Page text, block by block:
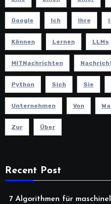
Google Ich Ihre
Können Lernen LLMs
MITNachrichten
Python Sich Sie
Unternehmen Von
Zur Über
Recent Post
7 Algorithmen für